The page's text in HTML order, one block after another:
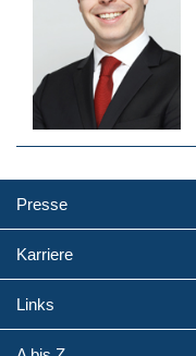
Presse
Karriere
Links